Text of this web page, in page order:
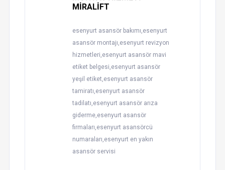
MİRALİFT
esenyurt asansör bakımı,esenyurt
asansör montajı,esenyurt revizyon
hizmetleri,esenyurt asansör mavi
etiket belgesi,esenyurt asansör
yeşil etiket,esenyurt asansör
tamiratı,esenyurt asansör
tadilatı,esenyurt asansör arıza
giderme,esenyurt asansör
firmaları,esenyurt asansörcü
numaraları,esenyurt en yakın
asansör servisi